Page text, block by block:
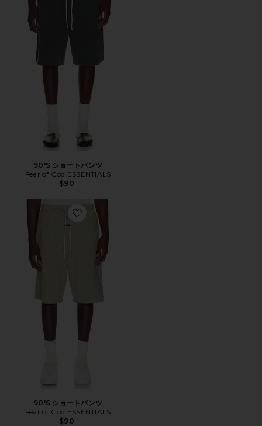
90'S ショートパンツ
Fear of God ESSENTIALS
$90
Favorite 90'S ショートパンツ
90'S ショートパンツ
Fear of God ESSENTIALS
$90